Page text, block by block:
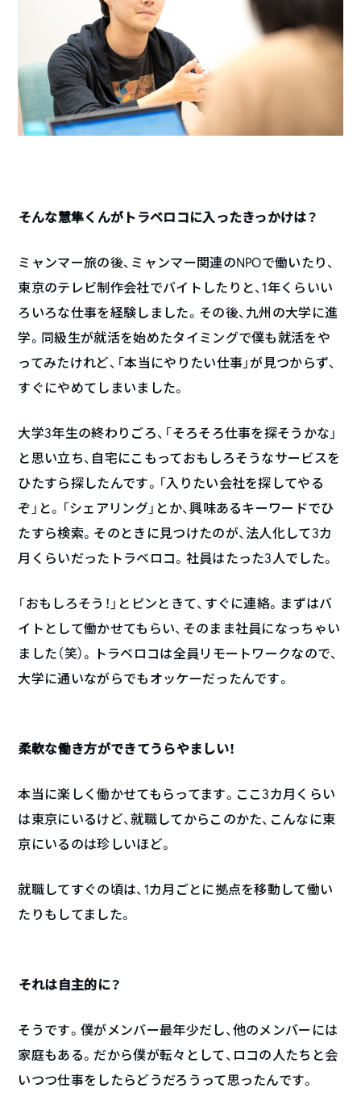
――そんな慧隼くんがトラベロコに入ったきっかけは？
ミャンマー旅の後、ミャンマー関連のNPOで働いたり、
東京のテレビ制作会社でバイトしたりと、1年くらいい
ろいろな仕事を経験しました。その後、九州の大学に進
学。同級生が就活を始めたタイミングで僕も就活をや
ってみたけれど、「本当にやりたい仕事」が見つからず、
すぐにやめてしまいました。
大学3年生の終わりごろ、「そろそろ仕事を探そうかな」
と思い立ち、自宅にこもっておもしろそうなサービスを
ひたすら探したんです。「入りたい会社を探してやる
ぞ」と。「シェアリング」とか、興味あるキーワードでひ
たすら検索。そのときに見つけたのが、法人化して3カ
月くらいだったトラベロコ。社員はたった3人でした。
「おもしろそう！」とピンときて、すぐに連絡。まずはバ
イトとして働かせてもらい、そのまま社員になっちゃい
ました（笑）。トラベロコは全員リモートワークなので、
大学に通いながらでもオッケーだったんです。
――柔軟な働き方ができてうらやましい！
本当に楽しく働かせてもらってます。ここ3カ月くらい
は東京にいるけど、就職してからこのかた、こんなに東
京にいるのは珍しいほど。
就職してすぐの頃は、1カ月ごとに拠点を移動して働い
たりもしてました。
――それは自主的に？
そうです。僕がメンバー最年少だし、他のメンバーには
家庭もある。だから僕が転々として、ロコの人たちと会
いつつ仕事をしたらどうだろうって思ったんです。